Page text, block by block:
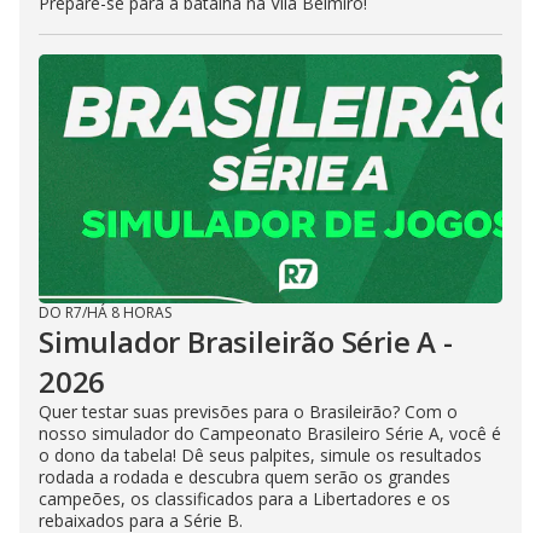
DO R7/HÁ 8 HORAS
Simulador Brasileirão Série A -
2026
Quer testar suas previsões para o Brasileirão? Com o
nosso simulador do Campeonato Brasileiro Série A, você é
o dono da tabela! Dê seus palpites, simule os resultados
rodada a rodada e descubra quem serão os grandes
campeões, os classificados para a Libertadores e os
rebaixados para a Série B.